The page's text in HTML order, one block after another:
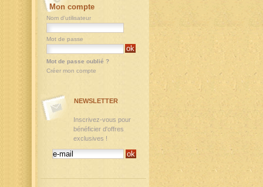
Mon compte
Nom d'utilisateur
Mot de passe
Mot de passe oublié ?
Créer mon compte
NEWSLETTER
Inscrivez-vous pour
bénéficier d'offres
exclusives !